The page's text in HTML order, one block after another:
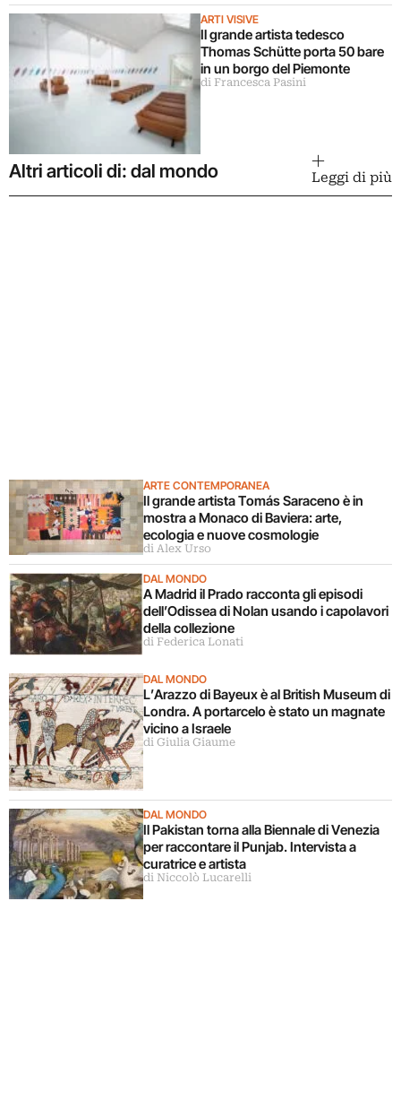
ARTI VISIVE
Il grande artista tedesco
Thomas Schütte porta 50 bare
in un borgo del Piemonte
di Francesca Pasini
Altri articoli di: dal mondo Leggi di più
ARTE CONTEMPORANEA
Il grande artista Tomás Saraceno è in
mostra a Monaco di Baviera: arte,
ecologia e nuove cosmologie
di Alex Urso
DAL MONDO
A Madrid il Prado racconta gli episodi
dell’Odissea di Nolan usando i capolavori
della collezione
di Federica Lonati
DAL MONDO
L’Arazzo di Bayeux è al British Museum di
Londra. A portarcelo è stato un magnate
vicino a Israele
di Giulia Giaume
DAL MONDO
Il Pakistan torna alla Biennale di Venezia
per raccontare il Punjab. Intervista a
curatrice e artista
di Niccolò Lucarelli